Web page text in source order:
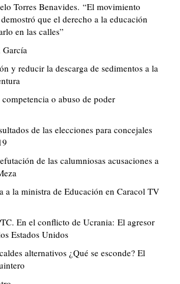
Torres Benavides. “El movimiento
que el derecho a la educación
en las calles”
García
y reducir la descarga de sedimentos a la
o abuso de poder
de las elecciones para concejales
de las calumniosas acusaciones a
a la ministra de Educación en Caracol TV
En el conflicto de Ucrania: El agresor
Estados Unidos
alternativos ¿Qué se esconde? El